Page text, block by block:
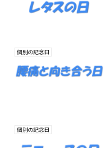
個別の記念日
個別の記念日